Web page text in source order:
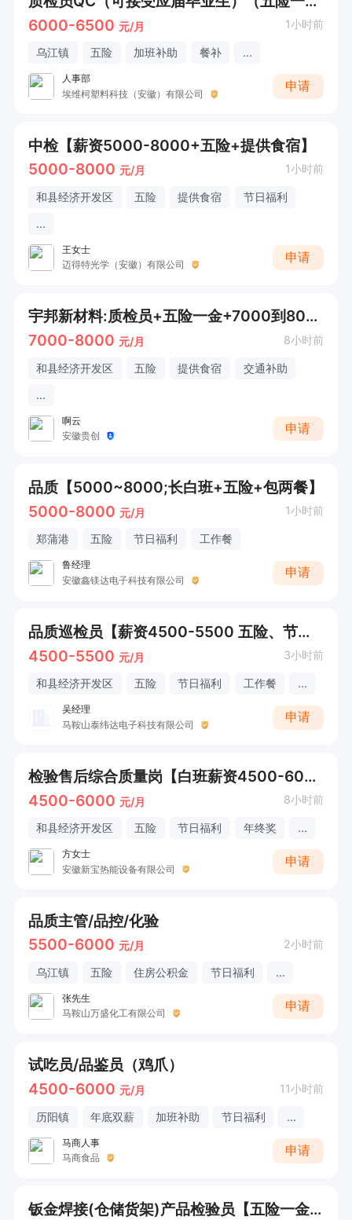
6000-6500 元/月 1小时前
乌江镇 五险 加班补助 餐补 ...
人事部
埃维柯塑料科技（安徽）有限公司
申请
中检【薪资5000-8000+五险+提供食宿】
5000-8000 元/月 1小时前
和县经济开发区 五险 提供食宿
节日福利
...
王女士
迈得特光学（安徽）有限公司
申请
宇邦新材料:质检员+五险一金+7000到8000综合薪资+要求有质检经验
7000-8000 元/月 8小时前
和县经济开发区 五险 提供食宿
交通补助
...
啊云
安徽贵创
申请
品质【5000~8000;长白班+五险+包两餐】
5000-8000 元/月 1小时前
郑蒲港 五险 节日福利 工作餐
鲁经理
安徽鑫镁达电子科技有限公司
申请
品质巡检员【薪资4500-5500 五险、节日福利】
4500-5500 元/月 3小时前
和县经济开发区 五险 节日福利 工作餐 ...
吴经理
马鞍山泰纬达电子科技有限公司
申请
检验售后综合质量岗【白班薪资4500-6000+五险】
4500-6000 元/月 8小时前
和县经济开发区 五险 节日福利 年终奖 ...
方女士
安徽新宝热能设备有限公司
申请
品质主管/品控/化验
5500-6000 元/月 2小时前
乌江镇 五险 住房公积金 节日福利 ...
张先生
马鞍山万盛化工有限公司
申请
试吃员/品鉴员（鸡爪）
4500-6000 元/月 11小时前
历阳镇 年底双薪 加班补助 节日福利 ...
马商人事
马商食品
申请
钣金焊接(仓储货架)产品检验员【五险一金+年终奖+工作餐+白班】